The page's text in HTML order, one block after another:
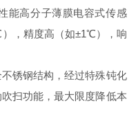
能高分子薄膜电容式传感
，精度高（如±1℃），响
锈钢结构，经过特殊钝化
扫功能，最大限度降低本